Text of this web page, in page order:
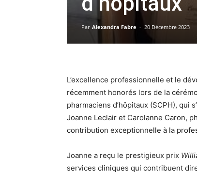
Par Alexandra Fabre - 20 Décembre 2023
L’excellence professionnelle et le
récemment honorés lors de la
pharmaciens d’hôpitaux (SCPH), qui
Joanne Leclair et Carolanne Caron,
contribution exceptionnelle à la
Joanne a reçu le prestigieux prix
services cliniques qui contribuent